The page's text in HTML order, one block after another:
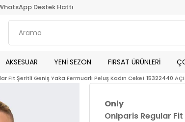
Destek Hattı
AKSESUAR YENİ SEZON FIRSAT ÜRÜNLERİ
Fit Şeritli Geniş Yaka Fermuarlı Peluş Kadın Ceket 15322440
Only
Onlparis Regular Fit